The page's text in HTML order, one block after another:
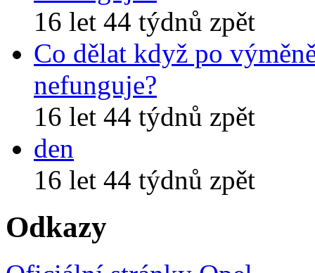
16 let 44 týdnů zpět
Co dělat když po
nefunguje?
16 let 44 týdnů zpět
den
16 let 44 týdnů zpět
Odkazy